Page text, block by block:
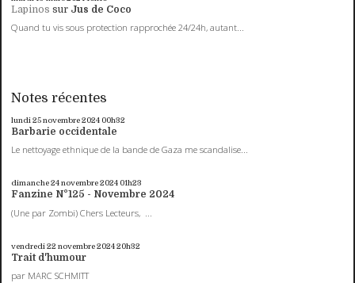
Lapinos sur Jus de Coco
Quand tu vis sous protection rapprochée 24/24h, autant...
Notes récentes
lundi 25novembre 2024 00h32
Barbarie occidentale
Le nettoyage ethnique de la bande de Gaza me scandalise...
dimanche 24novembre 2024 01h23
Fanzine N°125 - Novembre 2024
(Une par Zombi) Chers Lecteurs, ...
vendredi 22 novembre 202420h32
Trait d'humour
par MARC SCHMITT